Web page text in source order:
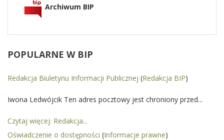
Archiwum BIP
POPULARNE W BIP
Redakcja Biuletynu Informacji Publicznej (Redakcja BIP)
Iwona Ledwójcik Ten adres pocztowy jest chroniony przed...
Czytaj więcej: Redakcja...
Oświadczenie o dostępności (Informacje prawne)